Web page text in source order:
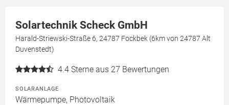
Solartechnik Scheck GmbH
Harald-Striewski-Straße 6, 24787 Fockbek (6km von 24787 Alt
Duvenstedt)
4.4 Sterne aus 27 Bewertungen
SOLARANLAGE
Wärmepumpe, Photovoltaik